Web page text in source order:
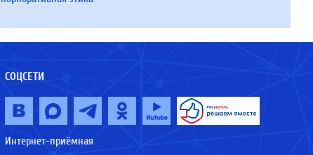
СОЦСЕТИ
Интернет-приёмная